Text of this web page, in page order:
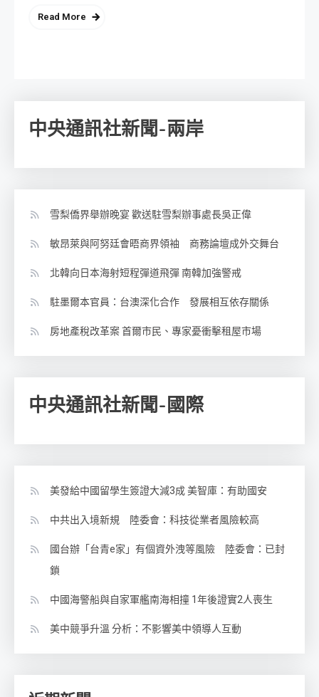
Read More
中央通訊社新聞-兩岸
雪梨僑界舉辦晚宴 歡送駐雪梨辦事處長吳正偉
敏昂萊與阿努廷會晤商界領袖 商務論壇成外交舞台
北韓向日本海射短程彈道飛彈 南韓加強警戒
駐墨爾本官員：台澳深化合作 發展相互依存關係
房地產稅改革案 首爾市民、專家憂衝擊租屋市場
中央通訊社新聞-國際
美發給中國留學生簽證大減3成 美智庫：有助國安
中共出入境新規 陸委會：科技從業者風險較高
國台辦「台青e家」有個資外洩等風險 陸委會：已封
鎖
中國海警船與自家軍艦南海相撞 1年後證實2人喪生
美中競爭升溫 分析：不影響美中領導人互動